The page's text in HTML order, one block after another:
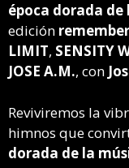
época dorada de
edición remember
LIMIT, SENSITY
JOSE A.M., con
Reviviremos la
himnos que
dorada de la